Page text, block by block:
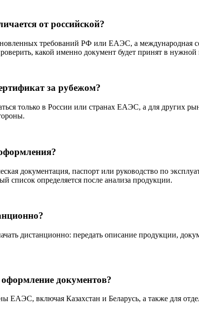
от российской?
требований РФ или ЕАЭС, а международная
какой именно документ будет принят в
за рубежом?
только в России или странах ЕАЭС, а для других
документация, паспорт или руководство по
список определяется после анализа продукции.
дистанционно: передать описание продукции,
оформление документов?
ЕАЭС, включая Казахстан и Беларусь, а также для